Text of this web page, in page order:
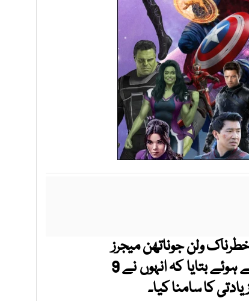
ولن جوناتھن میجرز
نے اپنے بچپن کے جنسی تشدد کے تلخ تجربات کو شیئر کرتے ہوئے بتایا کہ انہوں نے 9
کا سامنا کیا۔